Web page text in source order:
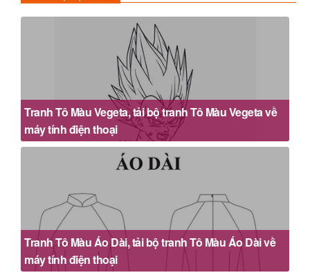
Tranh Tô Màu Vegeta, tải bộ tranh Tô Màu Vegeta về
máy tính điện thoại
Tranh Tô Màu Áo Dài, tải bộ tranh Tô Màu Áo Dài về
máy tính điện thoại